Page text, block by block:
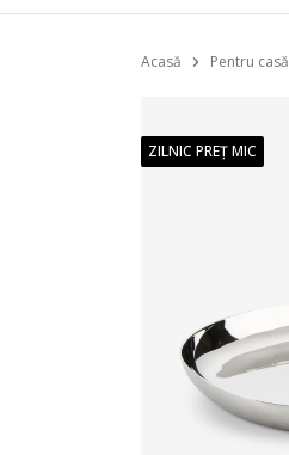
Acasă Pentru casă
ZILNIC PREȚ MIC